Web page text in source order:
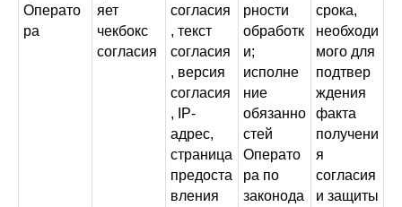
Операто
ра
яет
чекбокс
согласия
согласия
, текст
согласия
, версия
согласия
, IP-
адрес,
страница
предоста
вления
рности
обработк
и;
исполне
ние
обязанно
стей
Операто
ра по
законода
срока,
необходи
мого для
подтвер
ждения
факта
получени
я
согласия
и защиты